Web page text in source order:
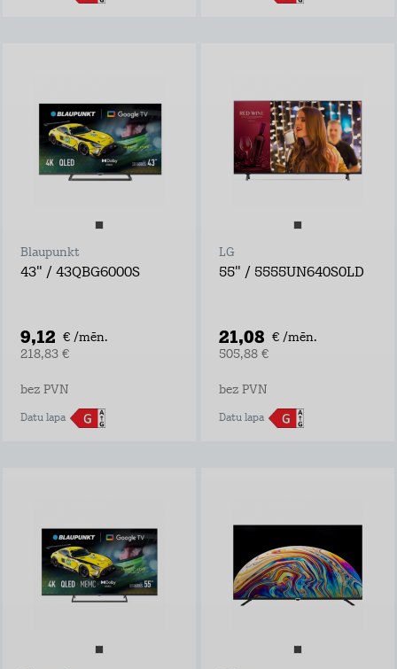
Blaupunkt
43" / 43QBG6000S
9,12 € /mēn.
218,83 €
bez PVN
Datu lapa
LG
55" / 5555UN640S0LD
21,08 € /mēn.
505,88 €
bez PVN
Datu lapa